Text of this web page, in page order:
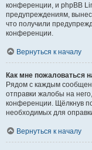
конференции, и phpBB
предупреждениям,
что получили
конференции.
Вернуться к началу
Как мне пожаловаться
Рядом с каждым
отправки жалобы на
конференции. Щёлкнув
необходимых для
Вернуться к началу